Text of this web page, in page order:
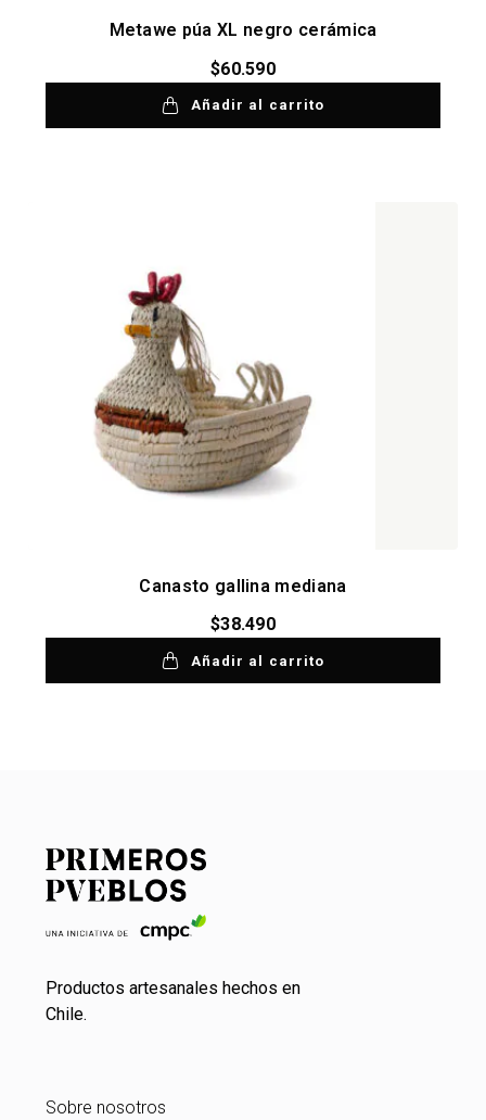
Metawe púa XL negro cerámica
$60.590
Añadir al carrito
Canasto gallina mediana
$38.490
Añadir al carrito
Productos artesanales hechos en
Chile.
Sobre nosotros